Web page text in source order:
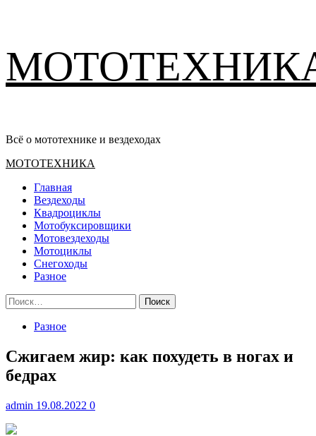
содержимому
Всё о мототехнике и вездеходах
Основное
МОТОТЕХНИКА
Главная
Вездеходы
Квадроциклы
Мотобуксировщики
Мотовездеходы
Мотоциклы
Снегоходы
Разное
Найти:
Разное
Сжигаем жир: как похудеть в ногах и
бедрах
admin 19.08.2022 0